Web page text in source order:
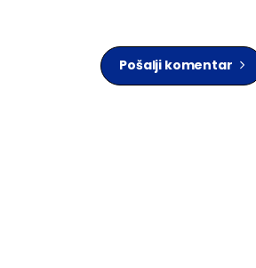
Pošalji komentar